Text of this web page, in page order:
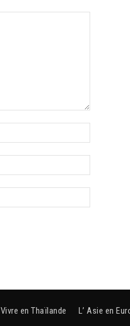
Vivre en Thaïlande L’ Asie en